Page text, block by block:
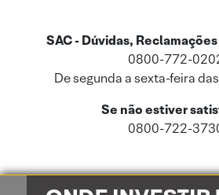
SAC - Dúvidas,
0800-772-
De segunda a sexta-feira
Se não estiver
0800-722-
Este site usa cookies e dados pessoais de